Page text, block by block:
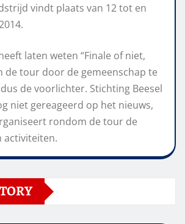
vindt plaats van 12 tot en
laten weten “Finale of niet,
de tour door de gemeenschap te
de voorlichter. Stichting Beesel
niet gereageerd op het nieuws,
rondom de tour de
activiteiten.